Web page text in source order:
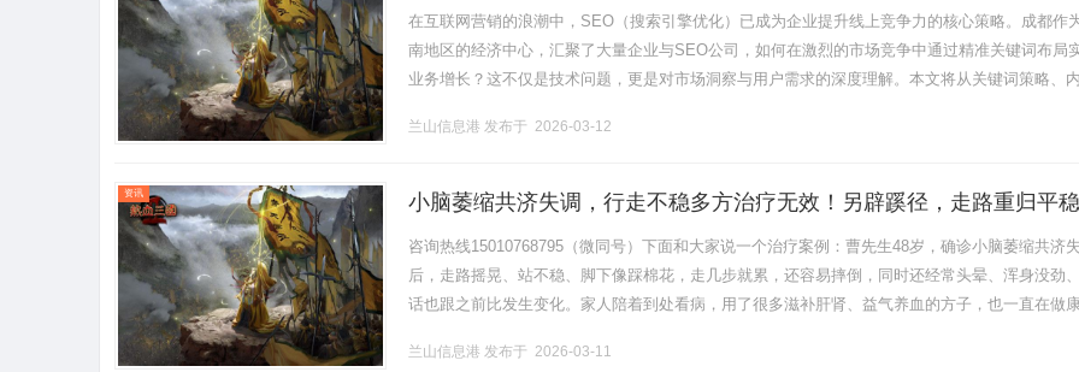
在互联网营销的浪潮中，SEO（搜索引擎优化）已成为企业提升线上竞争力的核心策略。成都作
南地区的经济中心，汇聚了大量企业与SEO公司，如何在激烈的市场竞争中通过精准关键词布局
业务增长？这不仅是技术问题，更是对市场洞察与用户需求的深度理解。本文将从关键词策略、
据.........
兰山信息港 发布于 2026-03-12
资讯 小脑萎缩共济失调，行走不稳多方治疗无效！另辟蹊径，走路重归平稳
咨询热线15010768795（微同号）下面和大家说一个治疗案例：曹先生48岁，确诊小脑萎缩共济
后，走路摇晃、站不稳、脚下像踩棉花，走几步就累，还容易摔倒，同时还经常头晕、浑身没劲
话也跟之前比发生变化。家人陪着到处看病，用了很多滋补肝肾、益气养血的方子，也一直在做
肾.........
兰山信息港 发布于 2026-03-11